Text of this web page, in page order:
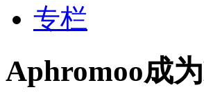
专栏
Aphromoo成